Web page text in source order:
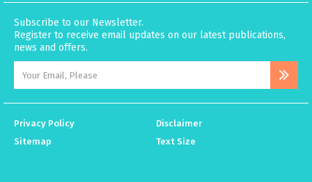
Subscribe to our Newsletter.
Register to receive email updates on our latest publications,
news and offers.
Privacy Policy
Disclaimer
Sitemap
Text Size